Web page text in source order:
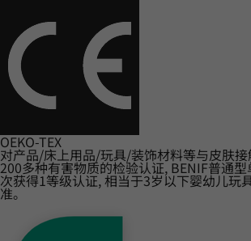
OEKO-TEX
对产品/床上用品/玩具/装饰材料等与皮肤
200多种有害物质的检验认证, BENIF普通
次获得1等级认证, 相当于3岁以下婴幼儿玩
准。